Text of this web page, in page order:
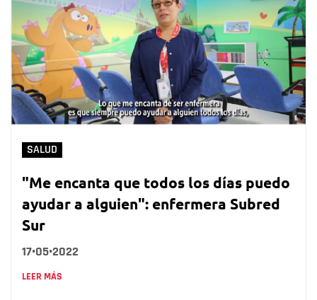
SALUD
"Me encanta que todos los días puedo
ayudar a alguien": enfermera Subred
Sur
17•05•2022
LEER MÁS